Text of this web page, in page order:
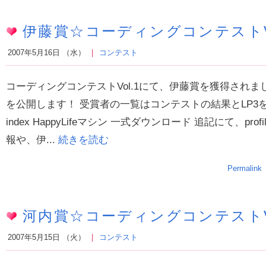
伊藤賞☆コーディングコンテス
2007年5月16日 （水） コンテスト
コーディングコンテストVol.1にて、伊藤賞を獲得されま
を公開します！ 受賞者の一覧はコンテストの結果とLP3
index HappyLifeマシン 一式ダウンロード 追記にて、
報や、伊... 続きを読む
Permalink
河内賞☆コーディングコンテス
2007年5月15日 （火） コンテスト